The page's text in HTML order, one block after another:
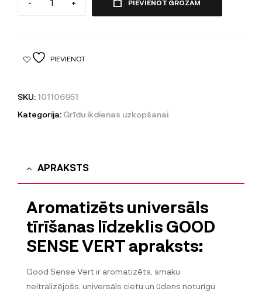
- + PIEVIENOT GROZAM
PIEVIENOT
SKU: 101106951
Kategorija: Grīdu ikdienas uzkopšanai
APRAKSTS
Aromatizēts universāls
tīrīšanas līdzeklis GOOD
SENSE VERT apraksts:
Good Sense Vert ir aromatizēts, smaku
neitralizējošs, universāls cietu un ūdens noturīgu